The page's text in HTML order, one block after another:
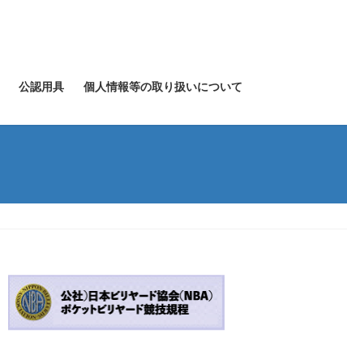
公認用具 個人情報等の取り扱いについて